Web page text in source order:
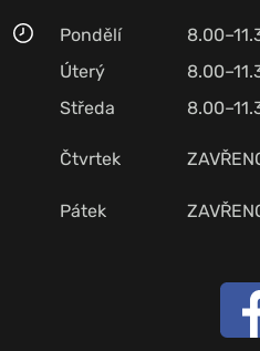
Pondělí
Úterý
Středa
Čtvrtek
Pátek